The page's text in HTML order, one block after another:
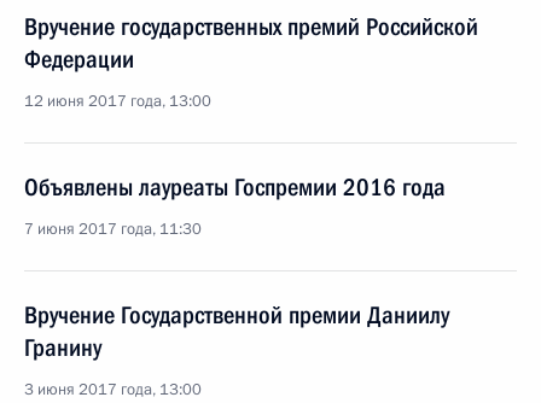
Вручение государственных премий Российской
Федерации
12 июня 2017 года, 13:00
Объявлены лауреаты Госпремии 2016 года
7 июня 2017 года, 11:30
Вручение Государственной премии Даниилу
Гранину
3 июня 2017 года, 13:00